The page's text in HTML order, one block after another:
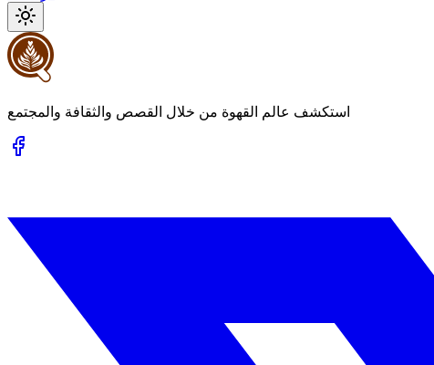
استكشف عالم القهوة من خلال القصص والثقافة والمجتمع